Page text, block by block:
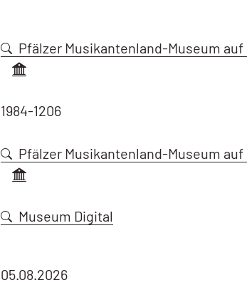
Pfälzer Musikantenland-Museum
1984-1206
Pfälzer Musikantenland-Museum
Museum Digital
05.08.2026